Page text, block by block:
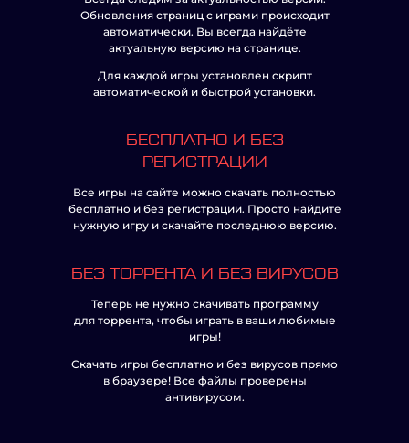
Обновления страниц с играми происходит
автоматически. Вы всегда найдёте
актуальную версию на странице.
Для каждой игры установлен скрипт
автоматической и быстрой установки.
БЕСПЛАТНО И БЕЗ
РЕГИСТРАЦИИ
Все игры на сайте можно скачать полностью
бесплатно и без регистрации. Просто найдите
нужную игру и скачайте последнюю версию.
БЕЗ ТОРРЕНТА И БЕЗ ВИРУСОВ
Теперь не нужно скачивать программу
для торрента, чтобы играть в ваши любимые
игры!
Скачать игры бесплатно и без вирусов прямо
в браузере! Все файлы проверены
антивирусом.